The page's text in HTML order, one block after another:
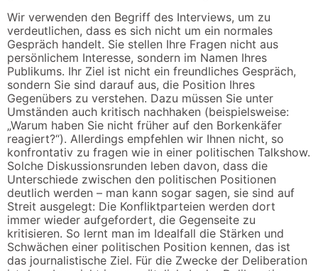
Wir verwenden den Begriff des Interviews, um zu
verdeutlichen, dass es sich nicht um ein normales
Gespräch handelt. Sie stellen Ihre Fragen nicht aus
persönlichem Interesse, sondern im Namen Ihres
Publikums. Ihr Ziel ist nicht ein freundliches Gespräch,
sondern Sie sind darauf aus, die Position Ihres
Gegenübers zu verstehen. Dazu müssen Sie unter
Umständen auch kritisch nachhaken (beispielsweise:
„Warum haben Sie nicht früher auf den Borkenkäfer
reagiert?“). Allerdings empfehlen wir Ihnen nicht, so
konfrontativ zu fragen wie in einer politischen Talkshow.
Solche Diskussionsrunden leben davon, dass die
Unterschiede zwischen den politischen Positionen
deutlich werden – man kann sogar sagen, sie sind auf
Streit ausgelegt: Die Konfliktparteien werden dort
immer wieder aufgefordert, die Gegenseite zu
kritisieren. So lernt man im Idealfall die Stärken und
Schwächen einer politischen Position kennen, das ist
das journalistische Ziel. Für die Zwecke der Deliberation